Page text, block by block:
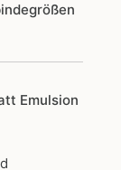
Emulsion